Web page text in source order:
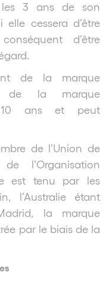
3 ans de son
cessera d’être
d’être
de la marque
de la marque
10 ans et peut
de l’Union de
l’Organisation
est tenu par les
l’Australie étant
la marque
par le biais de la